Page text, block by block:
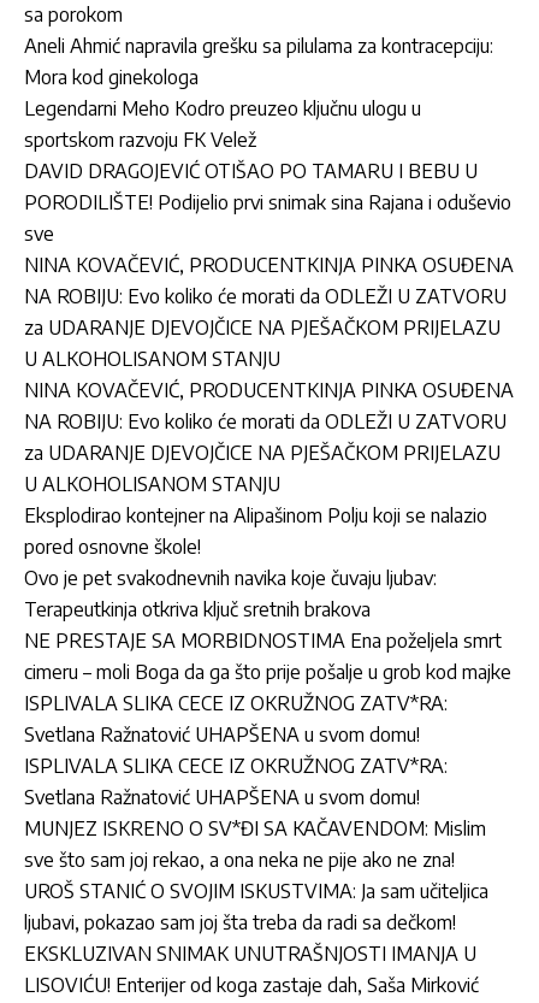
sa porokom
Aneli Ahmić napravila grešku sa pilulama za kontracepciju:
Mora kod ginekologa
Legendarni Meho Kodro preuzeo ključnu ulogu u
sportskom razvoju FK Velež
DAVID DRAGOJEVIĆ OTIŠAO PO TAMARU I BEBU U
PORODILIŠTE! Podijelio prvi snimak sina Rajana i oduševio
sve
NINA KOVAČEVIĆ, PRODUCENTKINJA PINKA OSUĐENA
NA ROBIJU: Evo koliko će morati da ODLEŽI U ZATVORU
za UDARANJE DJEVOJČICE NA PJEŠAČKOM PRIJELAZU
U ALKOHOLISANOM STANJU
NINA KOVAČEVIĆ, PRODUCENTKINJA PINKA OSUĐENA
NA ROBIJU: Evo koliko će morati da ODLEŽI U ZATVORU
za UDARANJE DJEVOJČICE NA PJEŠAČKOM PRIJELAZU
U ALKOHOLISANOM STANJU
Eksplodirao kontejner na Alipašinom Polju koji se nalazio
pored osnovne škole!
Ovo je pet svakodnevnih navika koje čuvaju ljubav:
Terapeutkinja otkriva ključ sretnih brakova
NE PRESTAJE SA MORBIDNOSTIMA Ena poželjela smrt
cimeru – moli Boga da ga što prije pošalje u grob kod majke
ISPLIVALA SLIKA CECE IZ OKRUŽNOG ZATV*RA:
Svetlana Ražnatović UHAPŠENA u svom domu!
ISPLIVALA SLIKA CECE IZ OKRUŽNOG ZATV*RA:
Svetlana Ražnatović UHAPŠENA u svom domu!
MUNJEZ ISKRENO O SV*ĐI SA KAČAVENDOM: Mislim
sve što sam joj rekao, a ona neka ne pije ako ne zna!
UROŠ STANIĆ O SVOJIM ISKUSTVIMA: Ja sam učiteljica
ljubavi, pokazao sam joj šta treba da radi sa dečkom!
EKSKLUZIVAN SNIMAK UNUTRAŠNJOSTI IMANJA U
LISOVIĆU! Enterijer od koga zastaje dah, Saša Mirković